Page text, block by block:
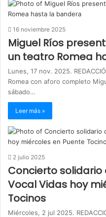
16 noviembre 2025
Miguel Ríos
un teatro Romea
Lunes, 17 nov. 2025.
Romea con aforo completo
sábado…
Leer más »
2 julio 2025
Concierto
Vocal Vidas hoy
Tocinos
Miércoles, 2 jul 2025.